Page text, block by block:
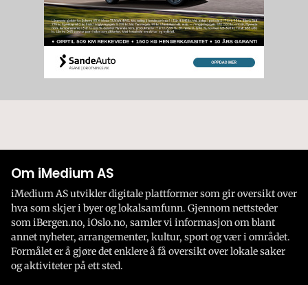
Om iMedium AS
iMedium AS utvikler digitale plattformer som gir oversikt over
hva som skjer i byer og lokalsamfunn. Gjennom nettsteder
som iBergen.no, iOslo.no, samler vi informasjon om blant
annet nyheter, arrangementer, kultur, sport og vær i området.
Formålet er å gjøre det enklere å få oversikt over lokale saker
og aktiviteter på ett sted.